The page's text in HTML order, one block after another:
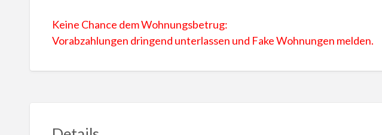
Keine Chance dem Wohnungsbetrug:
Vorabzahlungen dringend unterlassen und Fake Wohnungen melden.